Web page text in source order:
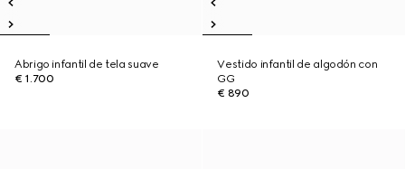
Abrigo infantil de tela suave
€ 1.700
Vestido infantil de algodón con
GG
€ 890